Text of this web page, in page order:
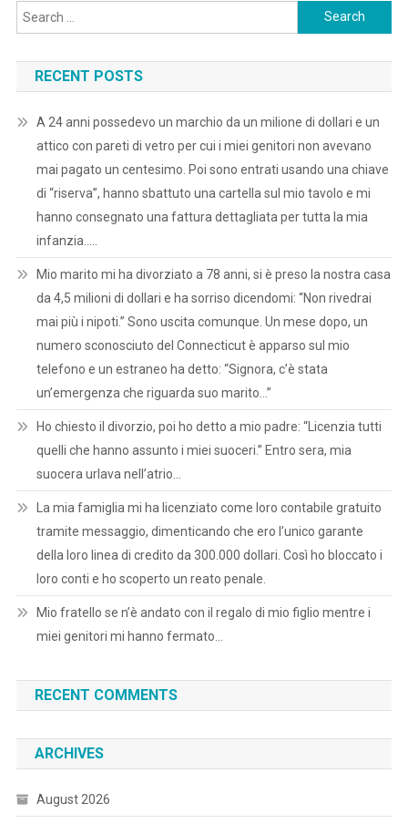
Search
for:
RECENT POSTS
A 24 anni possedevo un marchio da un milione di dollari e un
attico con pareti di vetro per cui i miei genitori non avevano
mai pagato un centesimo. Poi sono entrati usando una chiave
di “riserva”, hanno sbattuto una cartella sul mio tavolo e mi
hanno consegnato una fattura dettagliata per tutta la mia
infanzia…..
Mio marito mi ha divorziato a 78 anni, si è preso la nostra casa
da 4,5 milioni di dollari e ha sorriso dicendomi: “Non rivedrai
mai più i nipoti.” Sono uscita comunque. Un mese dopo, un
numero sconosciuto del Connecticut è apparso sul mio
telefono e un estraneo ha detto: “Signora, c’è stata
un’emergenza che riguarda suo marito…”
Ho chiesto il divorzio, poi ho detto a mio padre: “Licenzia tutti
quelli che hanno assunto i miei suoceri.” Entro sera, mia
suocera urlava nell’atrio…
La mia famiglia mi ha licenziato come loro contabile gratuito
tramite messaggio, dimenticando che ero l’unico garante
della loro linea di credito da 300.000 dollari. Così ho bloccato i
loro conti e ho scoperto un reato penale.
Mio fratello se n’è andato con il regalo di mio figlio mentre i
miei genitori mi hanno fermato…
RECENT COMMENTS
ARCHIVES
August 2026